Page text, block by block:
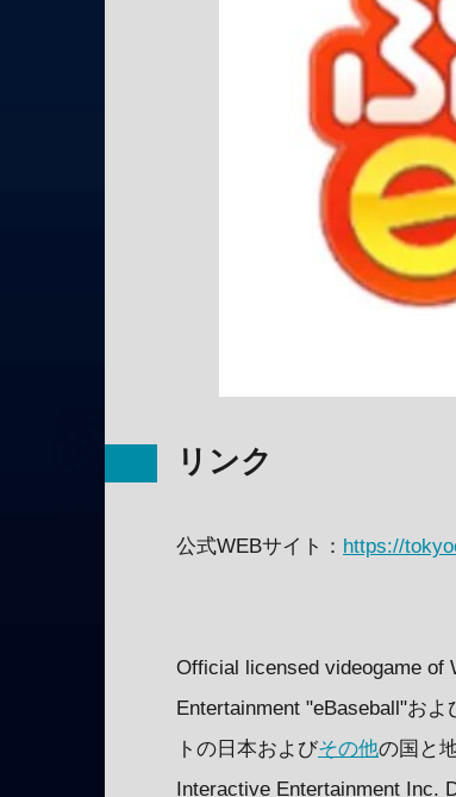
リンク
公式WEBサイト： https://
Official licensed videogame of
Entertainment "eBaseball"お
トの日本およびその他の国と
Interactive Entertainment Inc.